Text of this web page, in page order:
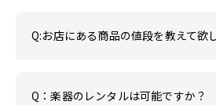
Q:お店にある商品の値段を教えて欲
Q：楽器のレンタルは可能ですか？